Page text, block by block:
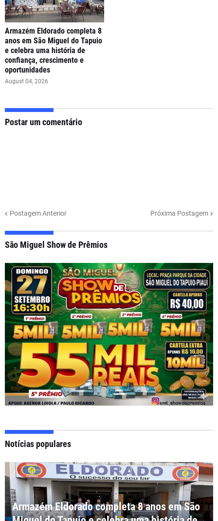
Armazém Eldorado completa 8
anos em São Miguel do Tapuio
e celebra uma história de
confiança, crescimento e
oportunidades
August 04, 2026
Postar um comentário
Postagem Anterior Próxima Postagem
São Miguel Show de Prêmios
Notícias populares
Armazém Eldorado completa 8 anos em São